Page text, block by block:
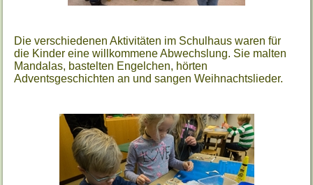
Die verschiedenen Aktivitäten im Schulhaus waren für
die Kinder eine willkommene Abwechslung. Sie malten
Mandalas, bastelten Engelchen, hörten
Adventsgeschichten an und sangen Weihnachtslieder.